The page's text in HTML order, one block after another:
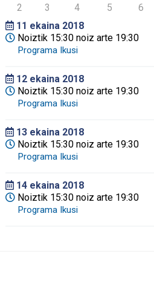
2
3 4 5 6
11 ekaina 2018
Noiztik 15:30 noiz arte 19:30
12 ekaina 2018
Noiztik 15:30 noiz arte 19:30
13 ekaina 2018
Noiztik 15:30 noiz arte 19:30
14 ekaina 2018
Noiztik 15:30 noiz arte 19:30